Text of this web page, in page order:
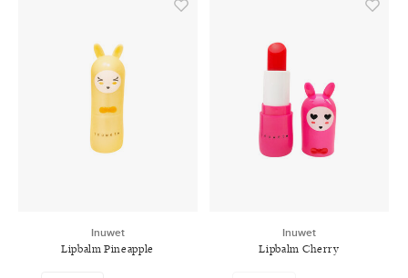
Inuwet
Lipbalm Pineapple
Inuwet
Lipbalm Cherry